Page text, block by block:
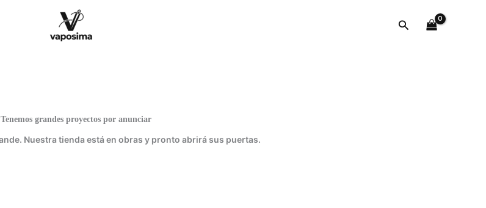
Buscar
Tenemos grandes proyectos por anunciar
Nuestra tienda está en obras y pronto abrirá sus puertas.